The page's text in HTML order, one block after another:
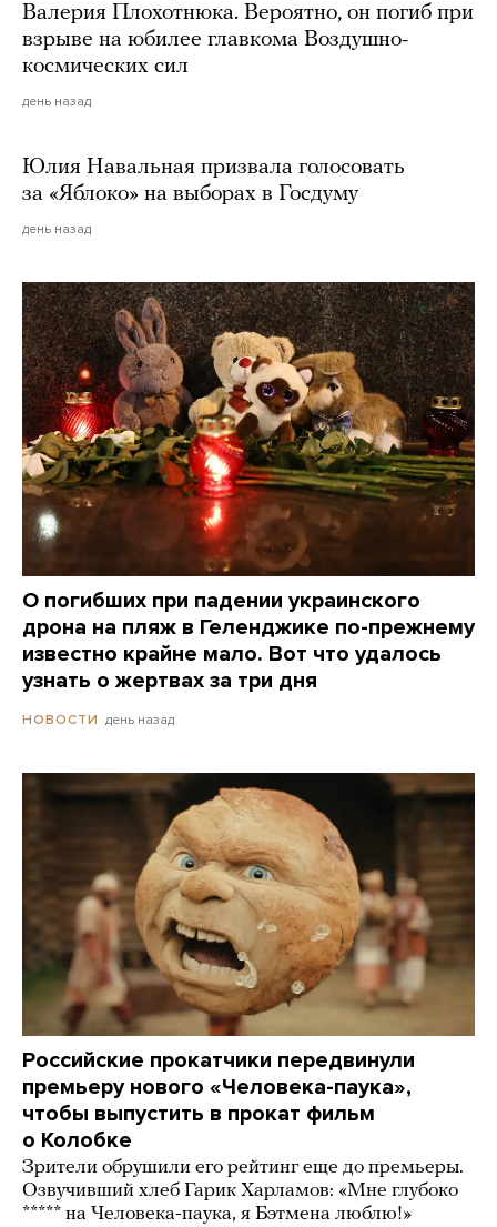
Валерия Плохотнюка. Вероятно, он погиб при
взрыве на юбилее главкома Воздушно-
космических сил
день назад
Юлия Навальная призвала голосовать
за «Яблоко» на выборах в Госдуму
день назад
О погибших при падении украинского
дрона на пляж в Геленджике по-прежнему
известно крайне мало. Вот что удалось
узнать о жертвах за три дня
НОВОСТИ день назад
Российские прокатчики передвинули
премьеру нового «Человека-паука»,
чтобы выпустить в прокат фильм
о Колобке
Зрители обрушили его рейтинг еще до премьеры.
Озвучивший хлеб Гарик Харламов: «Мне глубоко
***** на Человека-паука, я Бэтмена люблю!»